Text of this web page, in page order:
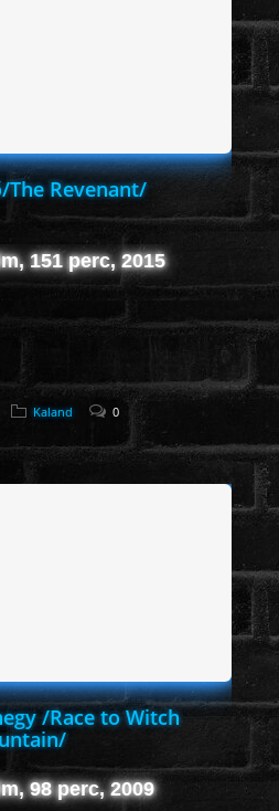
© 2017-2026 Az oldal nem tárol
Minden adat külső forrásból származik |
The Revenant/
151 perc, 2015
Kaland 0
/Race to Witch
98 perc, 2009